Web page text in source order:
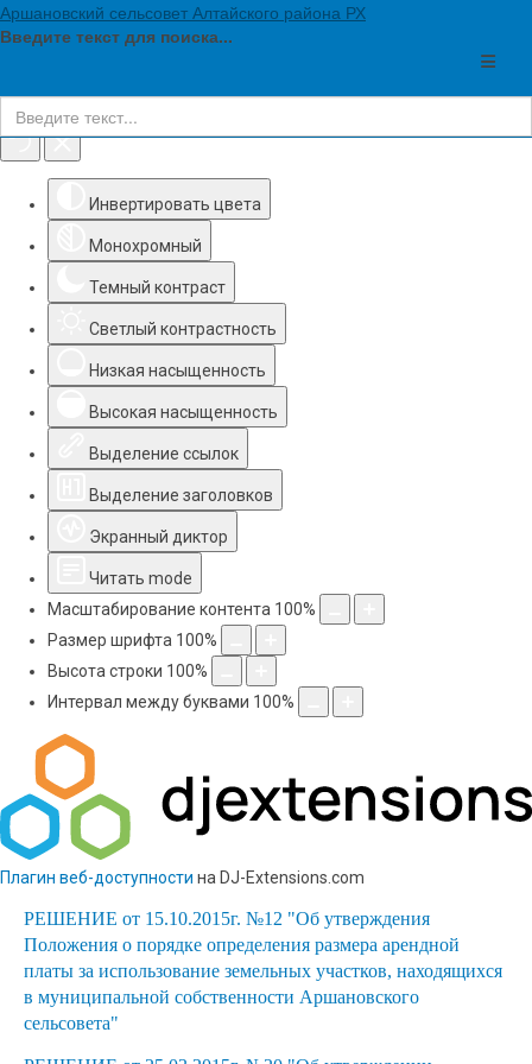
Инструменты доступности
Инвертировать цвета
Монохромный
Темный контраст
Светлый контрастность
Низкая насыщенность
Высокая насыщенность
Выделение ссылок
Выделение заголовков
Экранный диктор
Читать mode
Масштабирование контента 100%
Размер шрифта 100%
Высота строки 100%
Интервал между буквами 100%
Плагин веб-доступности на DJ-Extensions.com
Аршановский сельсовет Алтайского района РХ
Введите текст для поиска...
РЕШЕНИЕ от 15.10.2015г. №12 "Об утверждения
Положения о порядке определения размера арендной
платы за использование земельных участков, находящихся
в муниципальной собственности Аршановского
сельсовета"